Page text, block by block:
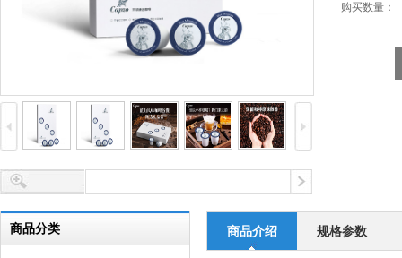
购买数量：
商品分类 商品介绍 规格参数